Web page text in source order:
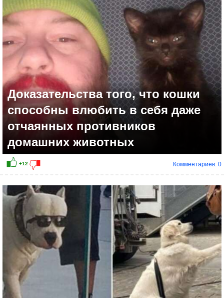
Доказательства того, что кошки
способны влюбить в себя даже
отчаянных противников
домашних животных
Комментариев: 0